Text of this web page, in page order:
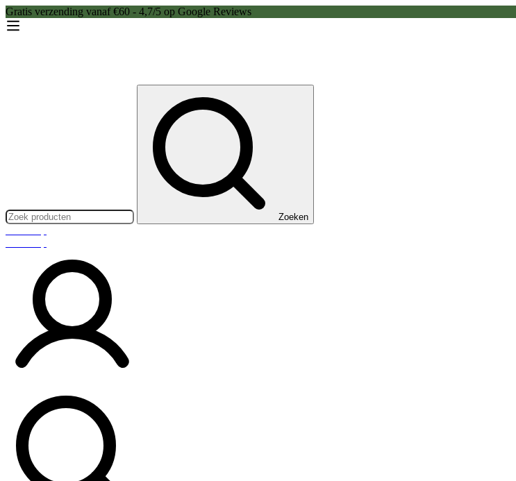
Gratis verzending vanaf €60 - 4,7/5 op Google Reviews
Zoeken